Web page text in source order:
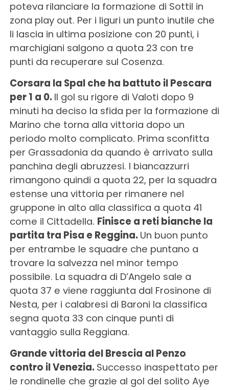
poteva rilanciare la formazione di Sottil in
zona play out. Per i liguri un punto inutile che
li lascia in ultima posizione con 20 punti, i
marchigiani salgono a quota 23 con tre
punti da recuperare sul Cosenza.
Corsara la Spal che ha battuto il Pescara
per 1 a 0. Il gol su rigore di Valoti dopo 9
minuti ha deciso la sfida per la formazione di
Marino che torna alla vittoria dopo un
periodo molto complicato. Prima sconfitta
per Grassadonia da quando è arrivato sulla
panchina degli abruzzesi. I biancazzurri
rimangono quindi a quota 22, per la squadra
estense una vittoria per rimanere nel
gruppone in alto alla classifica a quota 41
come il Cittadella. Finisce a reti bianche la
partita tra Pisa e Reggina. Un buon punto
per entrambe le squadre che puntano a
trovare la salvezza nel minor tempo
possibile. La squadra di D’Angelo sale a
quota 37 e viene raggiunta dal Frosinone di
Nesta, per i calabresi di Baroni la classifica
segna quota 33 con cinque punti di
vantaggio sulla Reggiana.
Grande vittoria del Brescia al Penzo
contro il Venezia. Successo inaspettato per
le rondinelle che grazie al gol del solito Aye